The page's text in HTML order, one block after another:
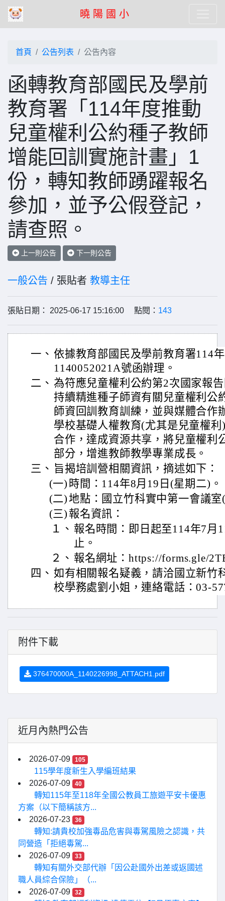
曉 陽 國 小
首頁 公告列表 公告內容
函轉教育部國民及學前
教育署「114年度推動
兒童權利公約種子教師
增能回訓實施計畫」1
份，轉知教師踴躍報名
參加，並予公假登記，
請查照。
上一則公告 下一則公告
一般公告 / 張貼者 教導主任
張貼日期： 2025-06-17 15:16:00 點閱： 143
一、 依據教育部國民及學前教育署114
1140052021A號函辦理。
二、 為符應兒童權利公約第2次國家報
持續精進種子師資有關兒童權利公
師資回訓教育訓練，並與媒體合作
學校基礎人權教育(尤其是兒童權
合作，達成資源共享，將兒童權利
部分，增進教師教學專業成長。
三、 旨揭培訓營相關資訊，摘述如下：
(一) 時間：114年8月19日(星期二)。
(二)地點：國立竹科實中第一會議
(三) 報名資訊：
１、 報名時間：即日起至114年7月
止。
２、 報名網址：https://forms.gle/
四、 如有相關報名疑義，請洽國立新竹
校學務處劉小姐，連絡電話：03-
附件下載
376470000A_1140226998_ATTACH1.pdf
近月內熱門公告
2026-07-09 105
115學年度新生入學編班結果
2026-07-09
40
轉知115年至118年全國公教員工旅遊平安卡優惠
方案（以下簡稱該方...
2026-07-23
36
轉知:請貴校加強毒品危害與毒駕風險之認識，共
同營造「拒絕毒駕...
2026-07-09
33
轉知有關外交部代辦「因公赴國外出差或返國述
職人員綜合保險」（...
2026-07-09
32